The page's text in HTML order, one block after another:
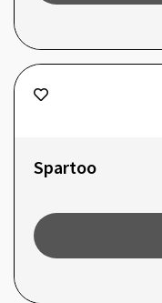
Spartoo